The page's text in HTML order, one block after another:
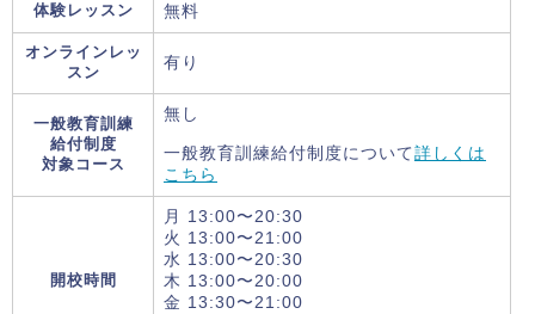
体験レッスン 無料
オンラインレッ
スン
有り
一般教育訓練
給付制度
対象コース
無し
一般教育訓練給付制度について 詳しくは
こちら
開校時間
月 13:00〜20:30
火 13:00〜21:00
水 13:00〜20:30
木 13:00〜20:00
金 13:30〜21:00